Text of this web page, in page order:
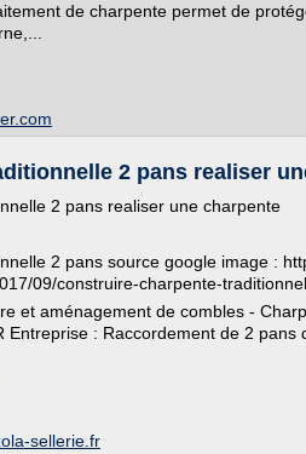
de charpente permet de
2 pans realiser
2 pans realiser une charpente
2 pans source google image :
09/construire-charpente-
et aménagement de combles -
Entreprise : Raccordement de 2
sellerie.fr